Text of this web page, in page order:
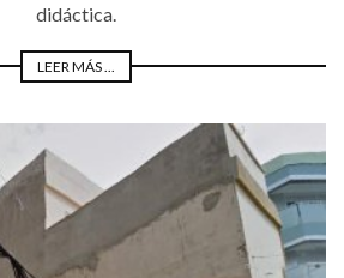
didáctica.
LEER MÁS ...